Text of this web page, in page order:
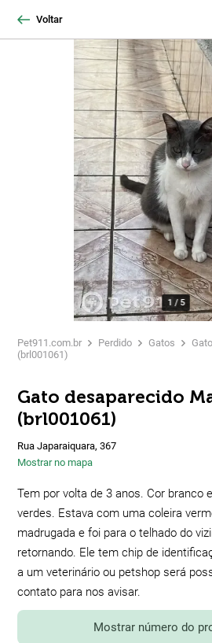
Voltar
1 / 5
Pet911.com.br Perdido Gatos
(brl001061)
Gato desaparecido
(brl001061)
Rua Japaraiquara, 367
Mostrar no mapa
Tem por volta de 3 anos. Cor branco
verdes. Estava com uma coleira
madrugada e foi para o telhado do
retornando. Ele tem chip de
a um veterinário ou petshop será
contato para nos avisar.
Mostrar número do